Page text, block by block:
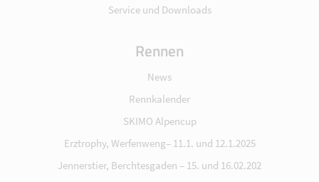
Service und Downloads
Rennen
News
Rennkalender
SKIMO Alpencup
Erztrophy, Werfenweng– 11.1. und 12.1.2025
Jennerstier, Berchtesgaden – 15. und 16.02.202